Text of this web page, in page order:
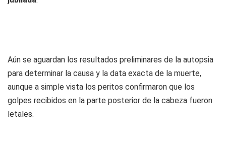
Aún se aguardan los resultados preliminares de la autopsia
para determinar la causa y la data exacta de la muerte,
aunque a simple vista los peritos confirmaron que los
golpes recibidos en la parte posterior de la cabeza fueron
letales.